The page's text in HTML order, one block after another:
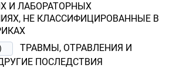
И ЛАБОРАТОРНЫХ
НЕ КЛАССИФИЦИРОВАННЫЕ В
ТРАВМЫ, ОТРАВЛЕНИЯ И
ПОСЛЕДСТВИЯ